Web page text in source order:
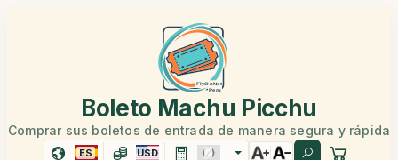
Boleto Machu Picchu
Comprar sus boletos de entrada de manera segura y rápida
ES USD